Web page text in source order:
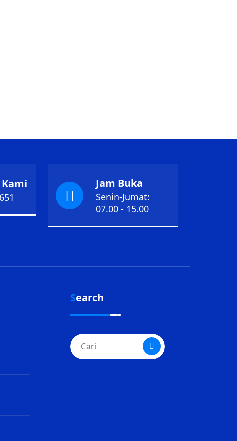
Jam Buka
Senin-Jumat:
07.00 - 15.00
Search
Pencarian
untuk: